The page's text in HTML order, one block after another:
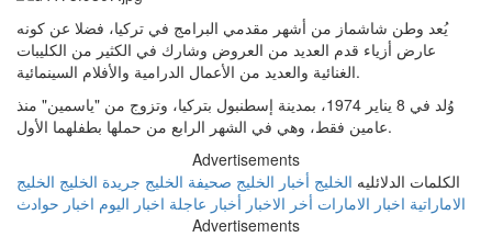
يُعد وطن شاشماز من أشهر مقدمي البرامج في تركيا، فضلا عن كونه
عارض أزياء قدم العديد من العروض وشارك في الكثير من الكليبات
الغنائية والعديد من الأعمال الدرامية والأفلام السينمائية.
وُلد في 8 يناير 1974، بمدينة إسطنبول بتركيا، وتزوج من "ياسمين" منذ
عامين فقط، وهي في الشهر الرابع من حملها بطفلهما الأول.
Advertisements
الكلمات الدلائليه الخليج أخبار الخليج صحيفة الخليج جريدة الخليج الخليج
الاماراتية اخبار الامارات أخر الاخبار أخبار عاجلة اخبار اليوم اخبار حوادث
Advertisements